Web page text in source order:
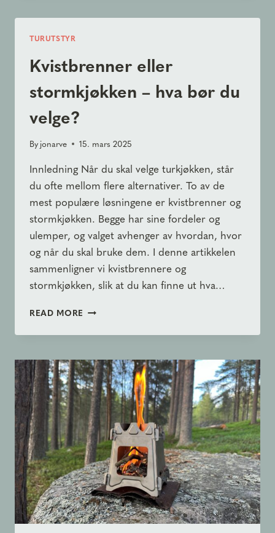
OPPLEVELSER
TURUTSTYR
Kvistbrenner eller
stormkjøkken – hva bør du
velge?
By jonarve 15. mars 2025
Innledning Når du skal velge turkjøkken, står
du ofte mellom flere alternativer. To av de
mest populære løsningene er kvistbrenner og
stormkjøkken. Begge har sine fordeler og
ulemper, og valget avhenger av hvordan, hvor
og når du skal bruke dem. I denne artikkelen
sammenligner vi kvistbrennere og
stormkjøkken, slik at du kan finne ut hva…
READ MORE KVISTBRENNER
STORMKJØKKEN
HVA
BØR
DU
VELGE?